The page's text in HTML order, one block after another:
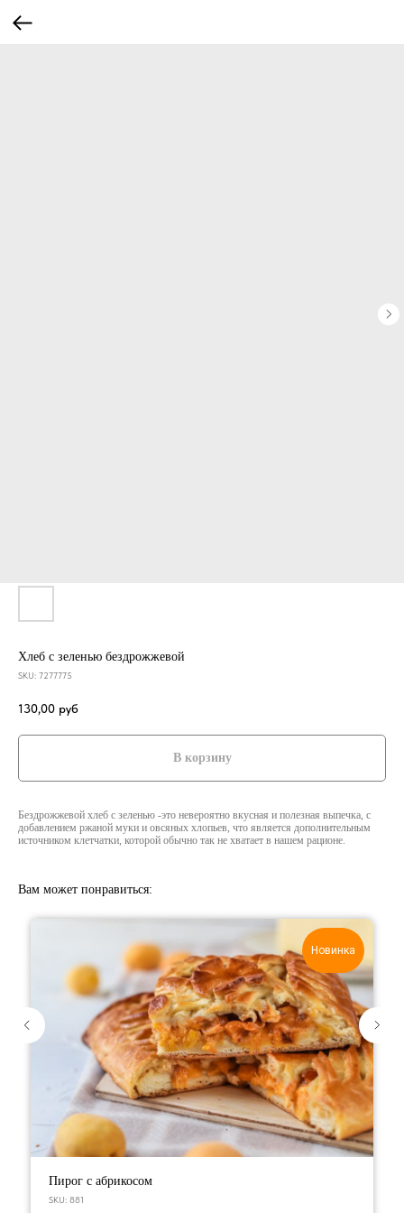
Хлеб с зеленью бездрожжевой
SKU: 7277775
130,00 руб
В корзину
Бездрожжевой хлеб с зеленью -это невероятно вкусная и полезная выпечка, с
добавлением ржаной муки и овсяных хлопьев, что является дополнительным
источником клетчатки, которой обычно так не хватает в нашем рационе.
Вам может понравиться:
Новинка
Пирог с абрикосом
SKU: 881